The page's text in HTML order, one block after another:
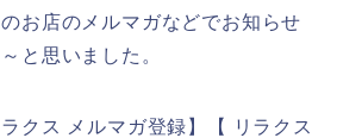
お店のメルマガなどでお知らせ
と思いました。
クス メルマガ登録】【 リラクス